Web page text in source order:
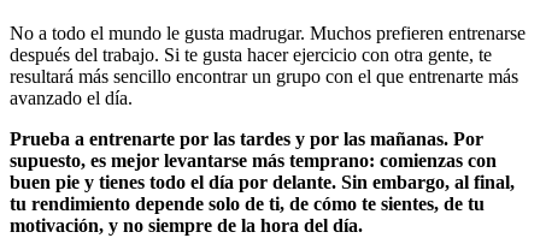
No a todo el mundo le gusta madrugar. Muchos prefieren entrenarse
después del trabajo. Si te gusta hacer ejercicio con otra gente, te
resultará más sencillo encontrar un grupo con el que entrenarte más
avanzado el día.
Prueba a entrenarte por las tardes y por las mañanas. Por
supuesto, es mejor levantarse más temprano: comienzas con
buen pie y tienes todo el día por delante. Sin embargo, al final,
tu rendimiento depende solo de ti, de cómo te sientes, de tu
motivación, y no siempre de la hora del día.